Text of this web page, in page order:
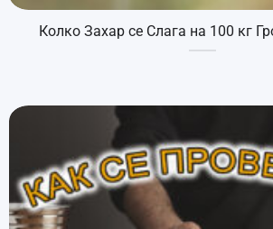
Колко Захар се Слага на 100 кг